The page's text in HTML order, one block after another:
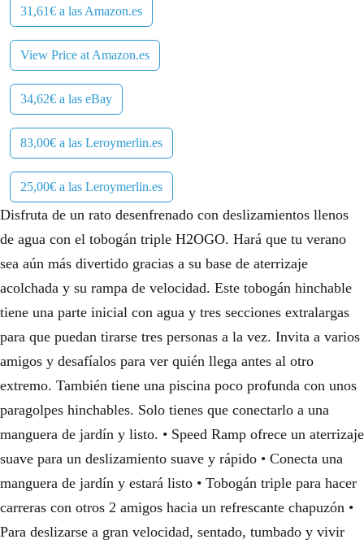
,
0
0
€
.
€
.
31,61€ a las Amazon.es
View Price at Amazon.es
34,62€ a las eBay
83,00€ a las Leroymerlin.es
25,00€ a las Leroymerlin.es
Disfruta de un rato desenfrenado con deslizamientos llenos
de agua con el tobogán triple H2OGO. Hará que tu verano
sea aún más divertido gracias a su base de aterrizaje
acolchada y su rampa de velocidad. Este tobogán hinchable
tiene una parte inicial con agua y tres secciones extralargas
para que puedan tirarse tres personas a la vez. Invita a varios
amigos y desafíalos para ver quién llega antes al otro
extremo. También tiene una piscina poco profunda con unos
paragolpes hinchables. Solo tienes que conectarlo a una
manguera de jardín y listo. • Speed Ramp ofrece un aterrizaje
suave para un deslizamiento suave y rápido • Conecta una
manguera de jardín y estará listo • Tobogán triple para hacer
carreras con otros 2 amigos hacia un refrescante chapuzón •
Para deslizarse a gran velocidad, sentado, tumbado y vivir